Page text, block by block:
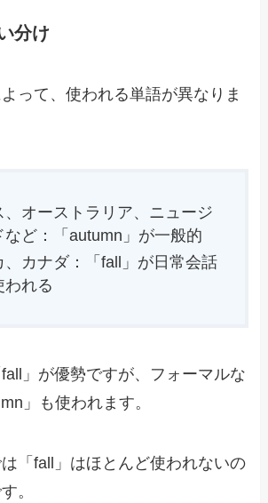
分け
って、使われる単語が異なりま
、オーストラリア、ニュージ
など：「autumn」が一般的
、カナダ：「fall」が日常会話
われる
」が優勢ですが、フォーマルな
」も使われます。
「fall」はほとんど使われないの
。